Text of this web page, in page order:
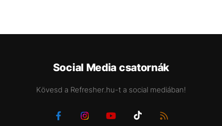
Social Media csatornák
Kövesd a Refresher.hu-t a social mediában!